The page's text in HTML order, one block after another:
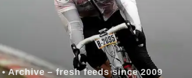
Archive – fresh feeds since 2009